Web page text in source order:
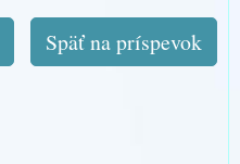
Späť na príspevok